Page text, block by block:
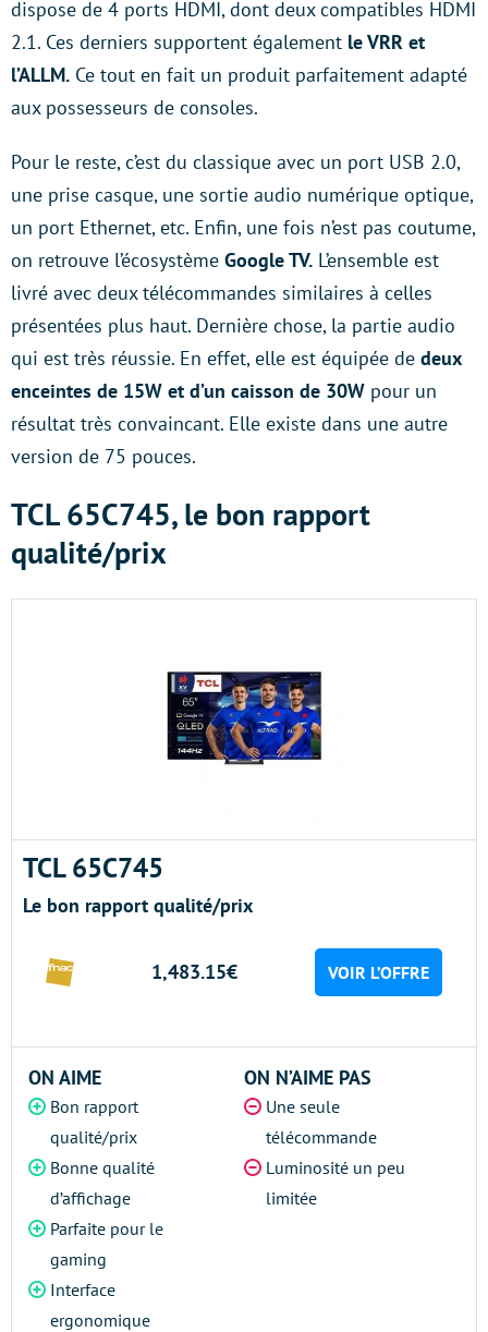
dispose de 4 ports HDMI, dont deux compatibles HDMI
2.1. Ces derniers supportent également le VRR et
l’ALLM. Ce tout en fait un produit parfaitement adapté
aux possesseurs de consoles.
Pour le reste, c’est du classique avec un port USB 2.0,
une prise casque, une sortie audio numérique optique,
un port Ethernet, etc. Enfin, une fois n’est pas coutume,
on retrouve l’écosystème Google TV. L’ensemble est
livré avec deux télécommandes similaires à celles
présentées plus haut. Dernière chose, la partie audio
qui est très réussie. En effet, elle est équipée de deux
enceintes de 15W et d’un caisson de 30W pour un
résultat très convaincant. Elle existe dans une autre
version de 75 pouces.
TCL 65C745, le bon rapport
qualité/prix
TCL 65C745
Le bon rapport qualité/prix
1,483.15€ VOIR L’OFFRE
ON AIME
Bon rapport
qualité/prix
Bonne qualité
d’affichage
Parfaite pour le
gaming
Interface
ergonomique
ON N’AIME PAS
Une seule
télécommande
Luminosité un peu
limitée